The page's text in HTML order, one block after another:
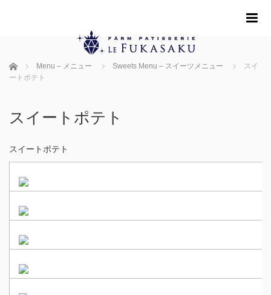
ホーム Menu – メニュー Sweets Menu – スイーツメニュー
スイ
ートポテト
スイートポテト
スイートポテト